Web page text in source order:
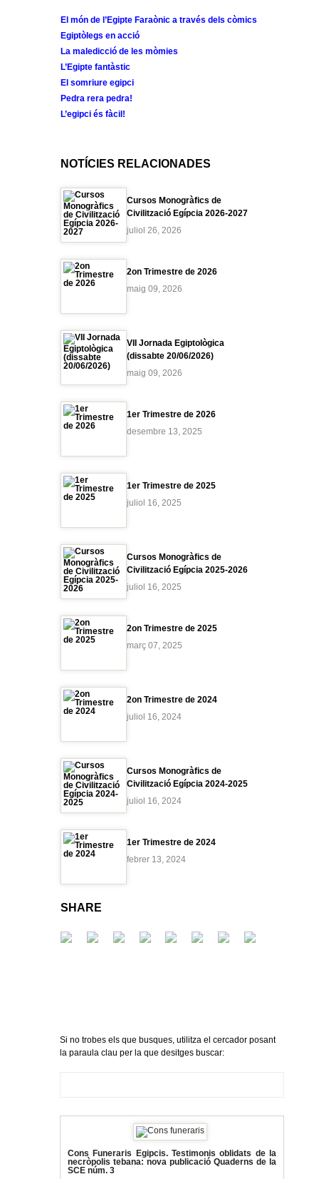
El món de l’Egipte Faraònic a través dels còmics
Egiptòlegs en acció
La maledicció de les mòmies
L’Egipte fantàstic
El somriure egipci
Pedra rera pedra!
L’egipci és fàcil!
NOTÍCIES RELACIONADES
Cursos Monogràfics de
Civilització Egípcia 2026-2027
juliol 26, 2026
2on Trimestre de 2026
maig 09, 2026
VII Jornada Egiptològica
(dissabte 20/06/2026)
maig 09, 2026
1er Trimestre de 2026
desembre 13, 2025
1er Trimestre de 2025
juliol 16, 2025
Cursos Monogràfics de
Civilització Egípcia 2025-2026
juliol 16, 2025
2on Trimestre de 2025
març 07, 2025
2on Trimestre de 2024
juliol 16, 2024
Cursos Monogràfics de
Civilització Egípcia 2024-2025
juliol 16, 2024
1er Trimestre de 2024
febrer 13, 2024
SHARE
Si no trobes els que busques, utilitza el cercador posant
la paraula clau per la que desitges buscar:
Cons Funeraris Egipcis. Testimonis oblidats de la
necròpolis tebana: nova publicació Quaderns de la
SCE núm. 3